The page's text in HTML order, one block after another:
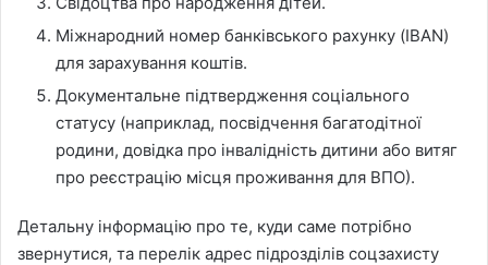
Міжнародний номер банківського рахунку (IBAN)
для зарахування коштів.
Документальне підтвердження соціального
статусу (наприклад, посвідчення багатодітної
родини, довідка про інвалідність дитини або витяг
про реєстрацію місця проживання для ВПО).
Детальну інформацію про те, куди саме потрібно
звернутися, та перелік адрес підрозділів соцзахисту